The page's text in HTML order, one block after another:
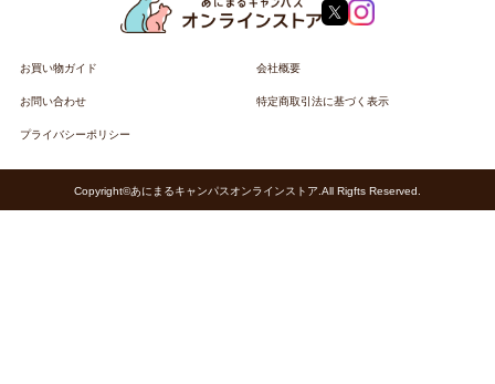
お買い物ガイド 会社概要
お問い合わせ 特定商取引法に基づく表示
プライバシーポリシー
Copyright©あにまるキャンパスオンラインストア.All Rigfts Reserved.